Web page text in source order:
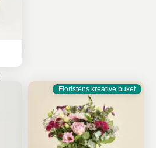
Floristens kreative buket